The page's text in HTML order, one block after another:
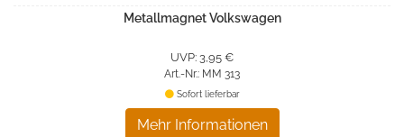
Metallmagnet Volkswagen
UVP: 3,95 €
Art.-Nr.: MM 313
Mehr Informationen
Sofort lieferbar